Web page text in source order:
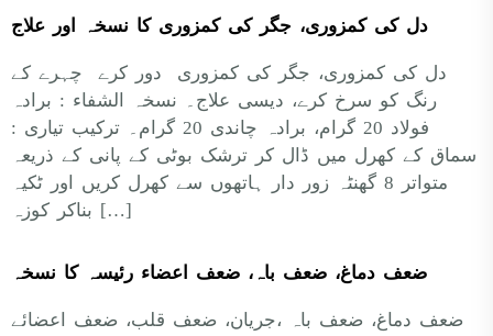
دل کی کمزوری، جگر کی کمزوری کا نسخہ اور علاج
دل کی کمزوری، جگر کی کمزوری دور کرے چہرے کے
رنگ کو سرخ کرے، دیسی علاج۔ نسخہ الشفاء : برادہ
فولاد 20 گرام، برادہ چاندی 20 گرام۔ ترکیب تیاری :
سماق کے کھرل میں ڈال کر ترشک بوٹی کے پانی کے ذریعہ
متواتر 8 گھنٹہ زور دار ہاتھوں سے کھرل کریں اور ٹکیہ
بناکر کوزہ […]
ضعف دماغ، ضعف باہ، ضعف اعضاء رئیسہ کا نسخہ
ضعف دماغ، ضعف باہ ،جریان، ضعف قلب، ضعف اعضائے